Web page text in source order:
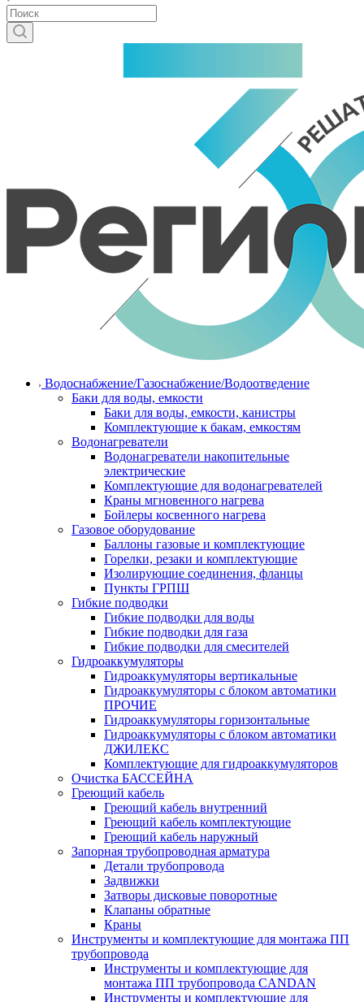
Водоснабжение/Газоснабжение/Водоотведение
Баки для воды, емкости
Баки для воды, емкости, канистры
Комплектующие к бакам, емкостям
Водонагреватели
Водонагреватели накопительные
электрические
Комплектующие для водонагревателей
Краны мгновенного нагрева
Бойлеры косвенного нагрева
Газовое оборудование
Баллоны газовые и комплектующие
Горелки, резаки и комплектующие
Изолирующие соединения, фланцы
Пункты ГРПШ
Гибкие подводки
Гибкие подводки для воды
Гибкие подводки для газа
Гибкие подводки для смесителей
Гидроаккумуляторы
Гидроаккумуляторы вертикальные
Гидроаккумуляторы с блоком автоматики
ПРОЧИЕ
Гидроаккумуляторы горизонтальные
Гидроаккумуляторы с блоком автоматики
ДЖИЛЕКС
Комплектующие для гидроаккумуляторов
Очистка БАССЕЙНА
Греющий кабель
Греющий кабель внутренний
Греющий кабель комплектующие
Греющий кабель наружный
Запорная трубопроводная арматура
Детали трубопровода
Задвижки
Затворы дисковые поворотные
Клапаны обратные
Краны
Инструменты и комплектующие для монтажа ПП
трубопровода
Инструменты и комплектующие для
монтажа ПП трубопровода CANDAN
Инструменты и комплектующие для